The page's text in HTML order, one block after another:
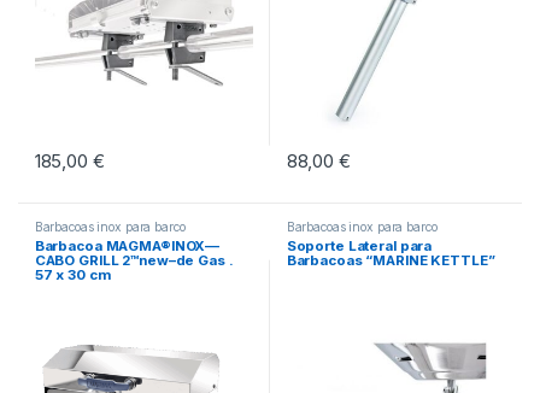
185,00 € 88,00 €
Barbacoas inox para barco
Barbacoa MAGMA®INOX––
CABO GRILL 2™new–de Gas .
57 x 30 cm
Barbacoas inox para barco
Soporte Lateral para
Barbacoas “MARINE KETTLE”